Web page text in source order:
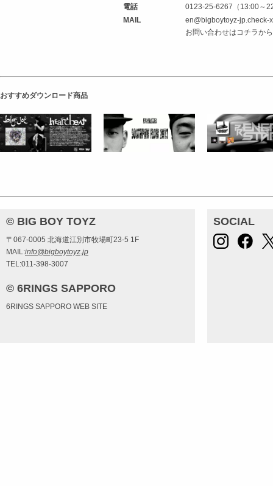
電話
0123-25-6267（13:00～
MAIL
en@bigboytoyz-jp.check-
お問い合わせはコチラから
おすすめダウンロード商品
© BIG BOY TOYZ
〒067-0005 北海道江別市牧場町23-5 1F
MAIL:info@bigboytoyz.jp
TEL:011-398-3007
© 6RINGS SAPPORO
6RINGS SAPPORO WEB SITE
SOCIAL